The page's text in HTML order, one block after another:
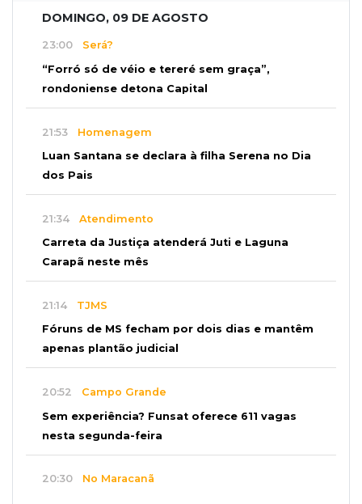
DOMINGO, 09 DE AGOSTO
23:00 Será?
“Forró só de véio e tereré sem graça”,
rondoniense detona Capital
21:53 Homenagem
Luan Santana se declara à filha Serena no Dia
dos Pais
21:34 Atendimento
Carreta da Justiça atenderá Juti e Laguna
Carapã neste mês
21:14 TJMS
Fóruns de MS fecham por dois dias e mantêm
apenas plantão judicial
20:52 Campo Grande
Sem experiência? Funsat oferece 611 vagas
nesta segunda-feira
20:30 No Maracanã